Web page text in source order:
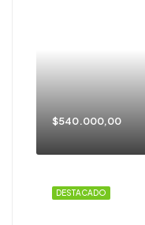
$540.000,00
DESTACADO